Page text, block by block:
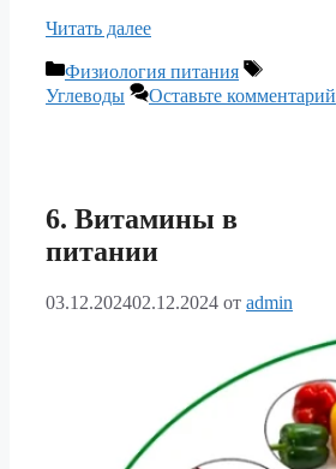
Читать далее
Рубрики
Физиология питания
Метки
Углеводы
Оставьте комментарий
6. Витамины в
питании
03.12.202402.12.2024 от admin